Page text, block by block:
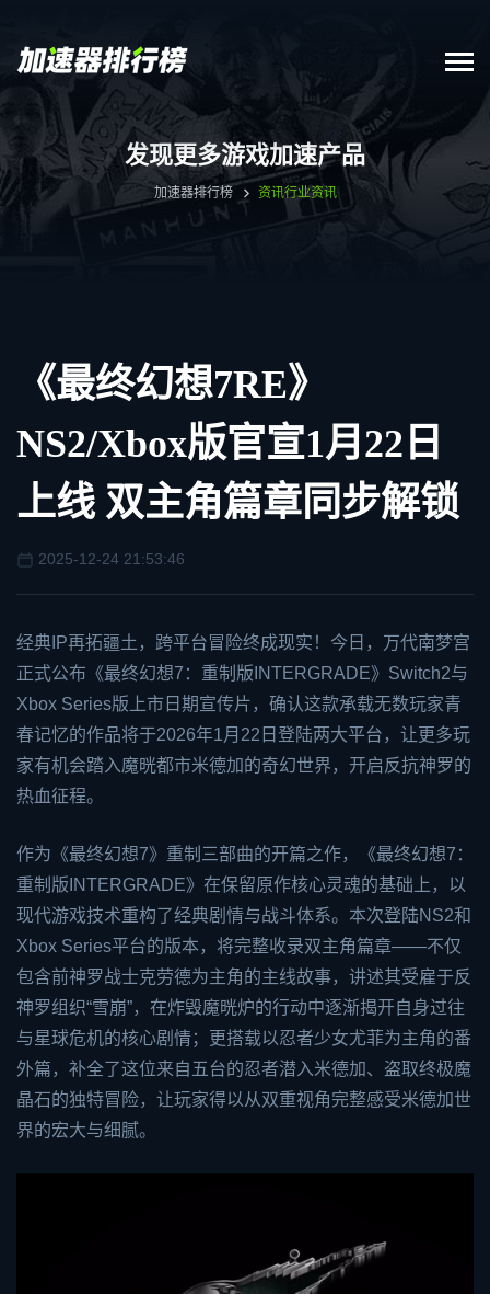
发现更多游戏加速产品
加速器排行榜 资讯行业资讯
《最终幻想7RE》
NS2/Xbox版官宣1月22日
上线 双主角篇章同步解锁
2025-12-24 21:53:46
经典IP再拓疆土，跨平台冒险终成现实！今日，万代南梦宫
正式公布《最终幻想7：重制版INTERGRADE》 Switch2与
Xbox Series版上市日期宣传片，确认这款承载无数玩家青
春记忆的作品将于2026年1月22日登陆两大平台，让更多玩
家有机会踏入魔晄都市米德加的奇幻世界，开启反抗神罗的
热血征程。
作为《最终幻想7》重制三部曲的开篇之作，《最终幻想7：
重制版INTERGRADE》在保留原作核心灵魂的基础上，以
现代游戏技术重构了经典剧情与战斗体系。本次登陆NS2和
Xbox Series平台的版本，将完整收录双主角篇章——不仅
包含前神罗战士克劳德为主角的主线故事，讲述其受雇于反
神罗组织“雪崩”，在炸毁魔晄炉的行动中逐渐揭开自身过往
与星球危机的核心剧情；更搭载以忍者少女尤菲为主角的番
外篇，补全了这位来自五台的忍者潜入米德加、盗取终极魔
晶石的独特冒险，让玩家得以从双重视角完整感受米德加世
界的宏大与细腻。